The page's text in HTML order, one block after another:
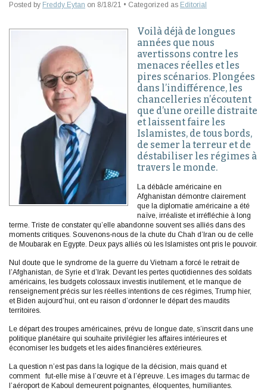
Posted by Freddy Eytan on 8/18/21 • Categorized as Editorial
Voilà déjà de longues
années que nous
avertissons contre les
menaces réelles et les
pires scénarios. Plongées
dans l’indifférence, les
chancelleries n’écoutent
que d’une oreille distraite
et laissent faire les
Islamistes, de tous bords,
de semer la terreur et de
déstabiliser les régimes à
travers le monde.
La débâcle américaine en
Afghanistan démontre clairement
que la diplomatie américaine a été
naïve, irréaliste et irréfléchie à long
terme. Triste de constater qu’elle abandonne souvent ses alliés dans des
moments critiques. Souvenons-nous de la chute du Chah d’Iran ou de celle
de Moubarak en Egypte. Deux pays alliés où les Islamistes ont pris le pouvoir.
Nul doute que le syndrome de la guerre du Vietnam a forcé le retrait de
l’Afghanistan, de Syrie et d’Irak. Devant les pertes quotidiennes des soldats
américains, les budgets colossaux investis inutilement, et le manque de
renseignement précis sur les réelles intentions de ces régimes, Trump hier,
et Biden aujourd’hui, ont eu raison d’ordonner le départ des maudits
territoires.
Le départ des troupes américaines, prévu de longue date, s’inscrit dans une
politique planétaire qui souhaite privilégier les affaires intérieures et
économiser les budgets et les aides financières extérieures.
La question n’est pas dans la logique de la décision, mais quand et
comment fut-elle mise à l’œuvre et à l’épreuve. Les images du tarmac de
l’aéroport de Kaboul demeurent poignantes, éloquentes, humiliantes.